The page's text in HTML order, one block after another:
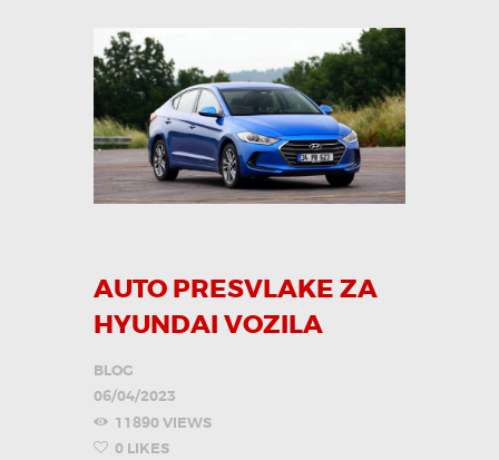
AUTO PRESVLAKE ZA
HYUNDAI VOZILA
BLOG
06/04/2023
11890VIEWS
0 LIKES